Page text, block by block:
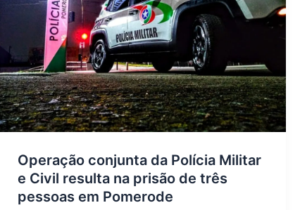
Operação conjunta da Polícia Militar
e Civil resulta na prisão de três
pessoas em Pomerode